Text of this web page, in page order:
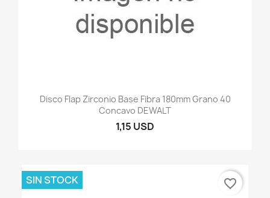
Disco Flap Zirconio Base Fibra 180mm Grano 40
Concavo DEWALT
1,15 USD
SIN STOCK favorite_border